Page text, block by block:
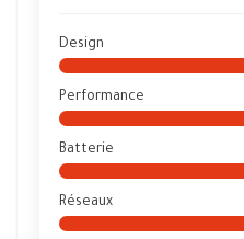
Design
Performance
Batterie
Réseaux